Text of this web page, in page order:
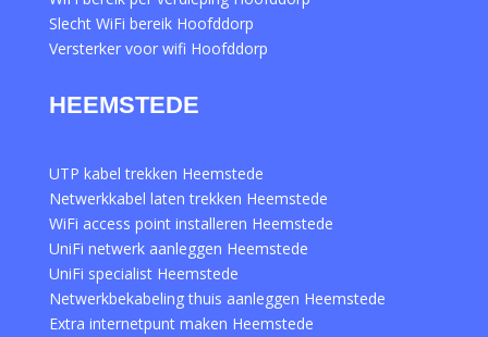
Slecht WiFi bereik Hoofddorp
Versterker voor wifi Hoofddorp
HEEMSTEDE
UTP kabel trekken Heemstede
Netwerkkabel laten trekken Heemstede
WiFi access point installeren Heemstede
UniFi netwerk aanleggen Heemstede
UniFi specialist Heemstede
Netwerkbekabeling thuis aanleggen Heemstede
Extra internetpunt maken Heemstede